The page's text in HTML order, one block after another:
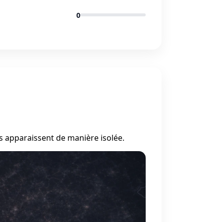
0
apparaissent de manière isolée.